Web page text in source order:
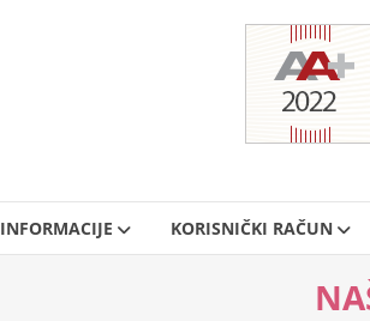
INFORMACIJE KORISNIČKI RAČUN